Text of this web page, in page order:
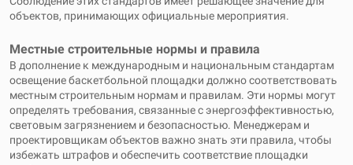
объектов, принимающих официальные мероприятия.
Местные строительные нормы и правила
В дополнение к международным и национальным стандартам
освещение баскетбольной площадки должно соответствовать
местным строительным нормам и правилам. Эти нормы могут
определять требования, связанные с энергоэффективностью,
световым загрязнением и безопасностью. Менеджерам и
проектировщикам объектов важно знать эти правила, чтобы
избежать штрафов и обеспечить соответствие площадки